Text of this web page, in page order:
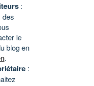
:
des
le
blog en
.
: